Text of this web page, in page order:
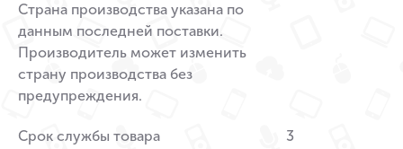
Страна производства указана по
данным последней поставки.
Производитель может изменить
страну производства без
предупреждения.
Срок службы товара
3